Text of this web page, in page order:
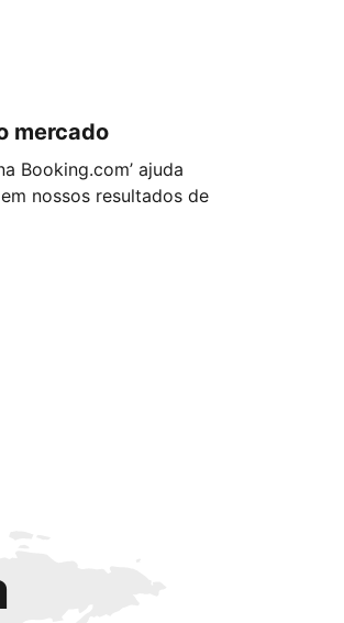
mercado
Booking.com’ ajuda
nossos resultados de